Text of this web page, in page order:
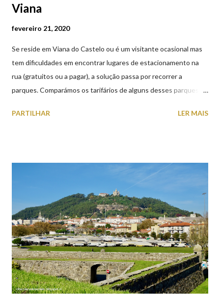
Viana
fevereiro 21, 2020
Se reside em Viana do Castelo ou é um visitante ocasional mas
tem dificuldades em encontrar lugares de estacionamento na
rua (gratuitos ou a pagar), a solução passa por recorrer a
parques. Comparámos os tarifários de alguns desses parques de
subterrâneos) perto do centro da cidade (entenda-se por
subterrâneos. O Parque da Estação Viana Shopping é grátis de
2ª a 5ª feira a partir das 20:00 (DIAS ÚTEIS)
PARTILHAR LER MAIS